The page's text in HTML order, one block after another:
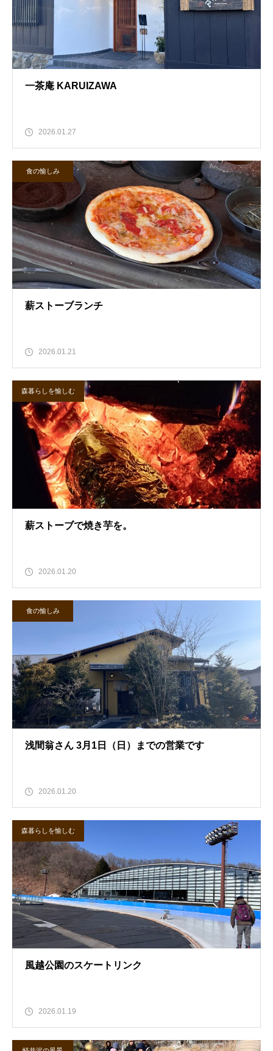
一茶庵 KARUIZAWA
2026.01.27
食の愉しみ
薪ストーブランチ
2026.01.21
森暮らしを愉しむ
薪ストーブで焼き芋を。
2026.01.20
食の愉しみ
浅間翁さん 3月1日（日）までの営業です
2026.01.20
森暮らしを愉しむ
風越公園のスケートリンク
2026.01.19